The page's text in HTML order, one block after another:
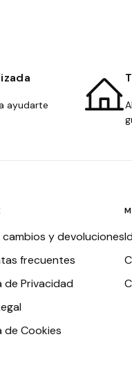
ayudarte
cambios y devoluciones
frecuentes
de Privacidad
de Cookies